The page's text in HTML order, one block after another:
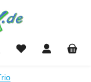
Du hast 0 Produkte